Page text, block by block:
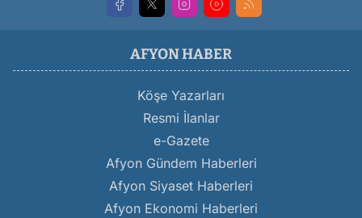
AFYON HABER
Köşe Yazarları
Resmi İlanlar
e-Gazete
Afyon Gündem Haberleri
Afyon Siyaset Haberleri
Afyon Ekonomi Haberleri